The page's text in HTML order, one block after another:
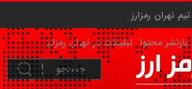
تهران رمزارز
محتوا تبلیغات در تهران رمزارز